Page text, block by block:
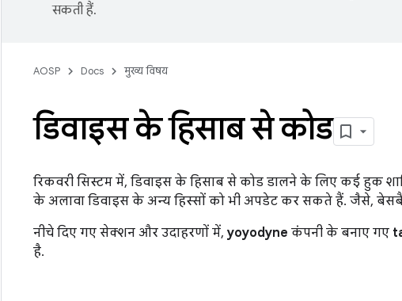
सकती हैं.
AOSP Docs मुख्य विषय
डिवाइस के हिसाब से कोड
रिकवरी सिस्टम में, डिवाइस के हिसाब से कोड डालने के लिए कई हुक
के अलावा डिवाइस के अन्य हिस्सों को भी अपडेट कर सकते हैं. जैसे, बेसबैंड
नीचे दिए गए सेक्शन और उदाहरणों में, yoyodyne कंपनी के बनाए गए
है.